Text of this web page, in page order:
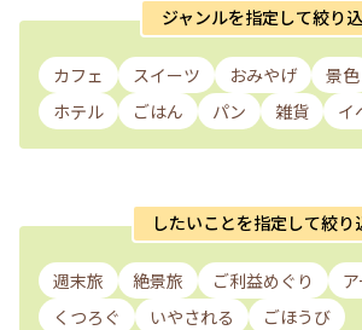
ジャンルを指定して絞り
カフェ スイーツ おみやげ 景色
ホテル
ごはん パン 雑貨 イ
したいことを指定して絞り
週末旅 絶景旅 ご利益めぐり
くつろぐ
いやされる ごほうび